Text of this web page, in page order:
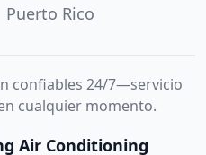
Puerto Rico
confiables 24/7—servicio
cualquier momento.
Air Conditioning